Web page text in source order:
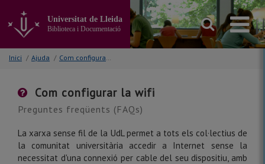
contingut
principal
Universitat de Lleida
Biblioteca i Documentació
Inici / Ajuda / Com configurar la wifi
Com configurar la wifi
Preguntes freqüents (FAQs)
La xarxa sense fil de la UdL permet a tots els col·lectius de
la comunitat universitària accedir a Internet sense la
necessitat d'una connexió per cable del seu dispositiu, amb